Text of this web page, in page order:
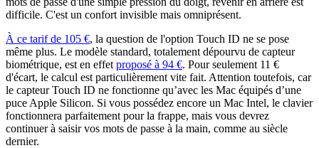
difficile. C'est un confort invisible mais omniprésent.
À ce tarif de 105 €, la question de l'option Touch ID ne se pose
même plus. Le modèle standard, totalement dépourvu de capteur
biométrique, est en effet proposé à 94 €. Pour seulement 11 €
d'écart, le calcul est particulièrement vite fait. Attention toutefois, car
le capteur Touch ID ne fonctionne qu’avec les Mac équipés d’une
puce Apple Silicon. Si vous possédez encore un Mac Intel, le clavier
fonctionnera parfaitement pour la frappe, mais vous devrez
continuer à saisir vos mots de passe à la main, comme au siècle
dernier.